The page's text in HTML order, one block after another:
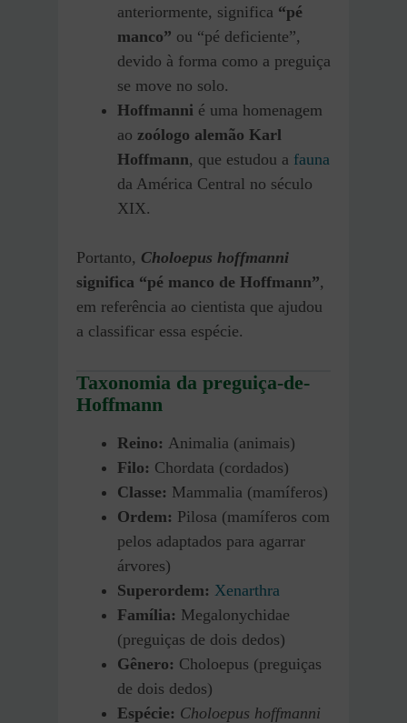
anteriormente, significa “pé
manco” ou “pé deficiente”,
devido à forma como a preguiça
se move no solo.
Hoffmanni é uma homenagem
ao zoólogo alemão Karl
Hoffmann, que estudou a fauna
da América Central no século
XIX.
Portanto, Choloepus hoffmanni
significa “pé manco de Hoffmann”,
em referência ao cientista que ajudou
a classificar essa espécie.
Taxonomia da preguiça-de-
Hoffmann
Reino: Animalia (animais)
Filo: Chordata (cordados)
Classe: Mammalia (mamíferos)
Ordem: Pilosa (mamíferos com
pelos adaptados para agarrar
árvores)
Superordem: Xenarthra
Família: Megalonychidae
(preguiças de dois dedos)
Gênero: Choloepus (preguiças
de dois dedos)
Espécie: Choloepus hoffmanni